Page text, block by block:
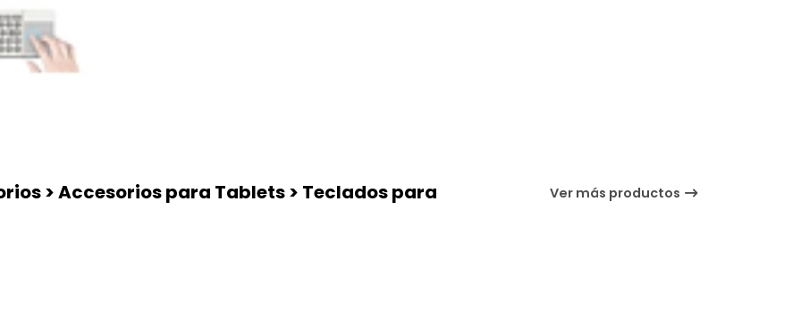
> Accesorios para Tablets > Teclados para Ver más productos